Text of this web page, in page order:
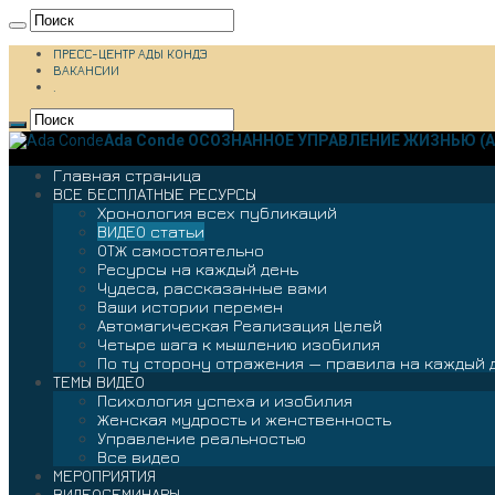
ПРЕСС-ЦЕНТР АДЫ КОНДЭ
ВАКАНСИИ
.
Ada Conde ОСОЗНАННОЕ УПРАВЛЕНИЕ ЖИЗНЬЮ
Главная страница
ВСЕ БЕСПЛАТНЫЕ РЕСУРСЫ
Хронология всех публикаций
ВИДЕО статьи
ОТЖ самостоятельно
Ресурсы на каждый день
Чудеса, рассказанные вами
Ваши истории перемен
Автомагическая Реализация Целей
Четыре шага к мышлению изобилия
По ту сторону отражения — правила на каждый
ТЕМЫ ВИДЕО
Психология успеха и изобилия
Женская мудрость и женственность
Управление реальностью
Все видео
МЕРОПРИЯТИЯ